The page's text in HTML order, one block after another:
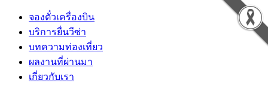
จองตั๋วเครื่องบิน
บริการยื่นวีซ่า
บทความท่องเที่ยว
ผลงานที่ผ่านมา
เกี่ยวกับเรา